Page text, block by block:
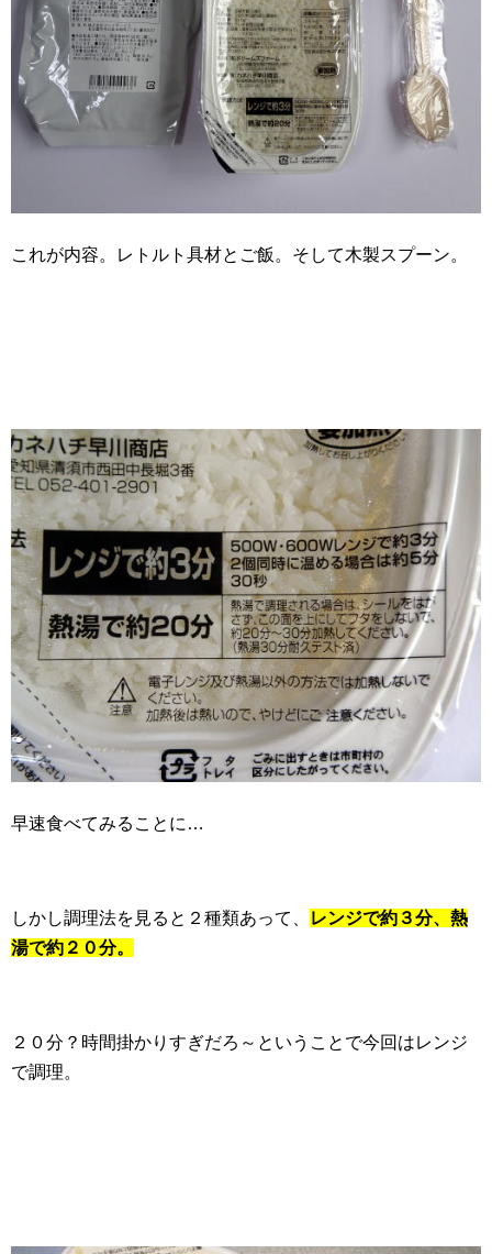
これが内容。レトルト具材とご飯。そして木製スプーン。
早速食べてみることに…
しかし調理法を見ると２種類あって、
レンジで約３分、熱
湯で約２０分。
２０分？時間掛かりすぎだろ～ということで今回はレンジ
で調理。